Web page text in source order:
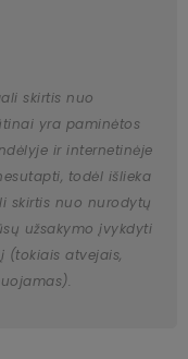
skirtis nuo
yra paminėtos
ir internetinėje
todėl išlieka
skirtis nuo nurodytų
užsakymo įvykdyti
(tokiais atvejais,